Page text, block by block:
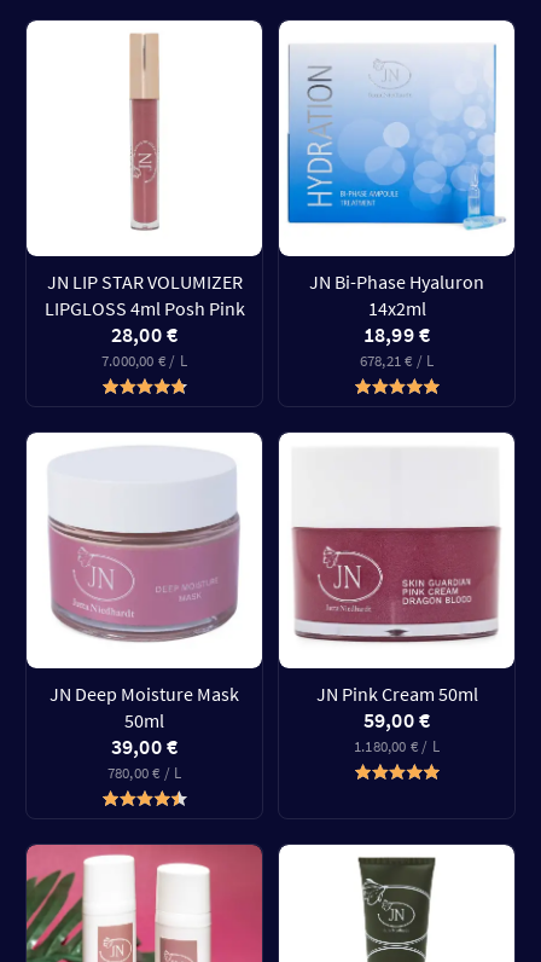
JN LIP STAR VOLUMIZER
LIPGLOSS 4ml Posh Pink
28,00 €
7.000,00 € / L
JN Bi-Phase Hyaluron
14x2ml
18,99 €
678,21 € / L
JN Deep Moisture Mask
50ml
39,00 €
780,00 € / L
JN Pink Cream 50ml
59,00 €
1.180,00 € / L